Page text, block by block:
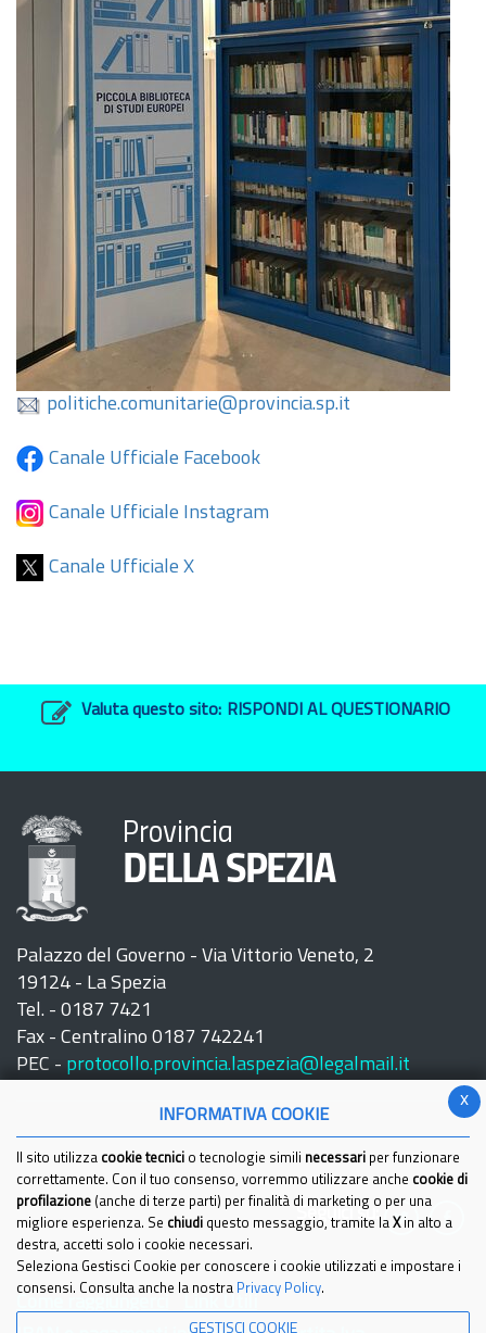
politiche.comunitarie@provincia.sp.it
Canale Ufficiale Facebook
Canale Ufficiale Instagram
Canale Ufficiale X
Valuta questo sito: RISPONDI AL QUESTIONARIO
Provincia
DELLA SPEZIA
Palazzo del Governo - Via Vittorio Veneto, 2
19124 - La Spezia
Tel. - 0187 7421
Fax - Centralino 0187 742241
PEC - protocollo.provincia.laspezia@legalmail.it
Seguici su:
x
INFORMATIVA COOKIE
Il sito utilizza cookie tecnici o tecnologie simili necessari per funzionare
correttamente. Con il tuo consenso, vorremmo utilizzare anche cookie di
profilazione (anche di terze parti) per finalità di marketing o per una
migliore esperienza. Se chiudi questo messaggio, tramite la Xin alto a
destra, accetti solo i cookie necessari.
Seleziona Gestisci Cookie per conoscere i cookie utilizzati e impostare i
consensi. Consulta anche la nostra Privacy Policy.
GESTISCI COOKIE